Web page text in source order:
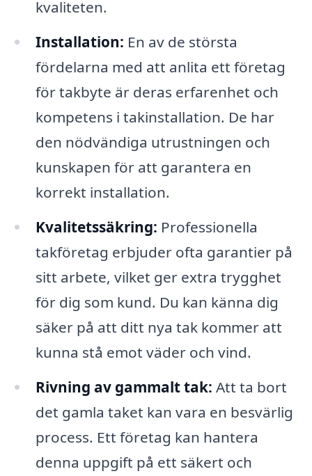
kvaliteten.
Installation: En av de största
fördelarna med att anlita ett företag
för takbyte är deras erfarenhet och
kompetens i takinstallation. De har
den nödvändiga utrustningen och
kunskapen för att garantera en
korrekt installation.
Kvalitetssäkring: Professionella
takföretag erbjuder ofta garantier på
sitt arbete, vilket ger extra trygghet
för dig som kund. Du kan känna dig
säker på att ditt nya tak kommer att
kunna stå emot väder och vind.
Rivning av gammalt tak: Att ta bort
det gamla taket kan vara en besvärlig
process. Ett företag kan hantera
denna uppgift på ett säkert och